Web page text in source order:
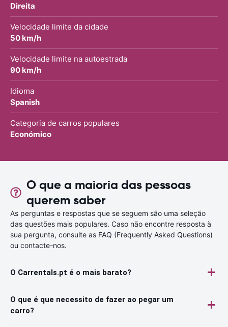
Direita
Velocidade limite da cidade
50 km/h
Velocidade limite na autoestrada
90 km/h
Idioma
Spanish
Categoria de carros populares
Económico
O que a maioria das pessoas
querem saber
As perguntas e respostas que se seguem são uma seleção
das questões mais populares. Caso não encontre resposta à
sua pergunta, consulte as FAQ (Frequently Asked Questions)
ou contacte-nos.
O Carrentals.pt é o mais barato?
O que é que necessito de fazer ao pegar um
carro?